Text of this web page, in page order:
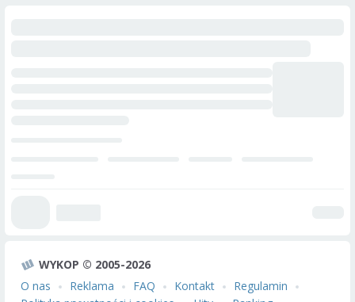
WYKOP © 2005-2026
O nas
Reklama FAQ Kontakt
Regulamin